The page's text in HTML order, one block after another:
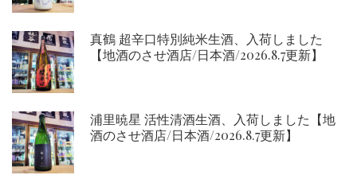
真鶴 超辛口特別純米生酒、入荷しました
【地酒のさせ酒店/日本酒/2026.8.7更新】
浦里暁星 活性清酒生酒、入荷しました【地
酒のさせ酒店/日本酒/2026.8.7更新】